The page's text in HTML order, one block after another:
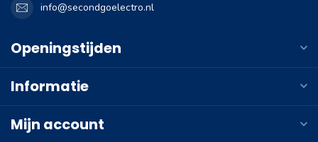
info@secondgoelectro.nl
Openingstijden
Informatie
Mijn account